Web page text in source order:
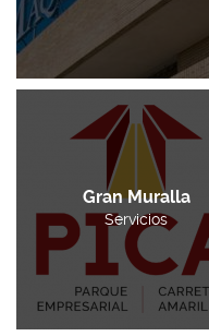
Gran Muralla
Servicios